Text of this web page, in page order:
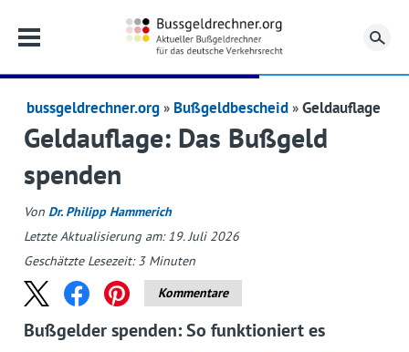
bussgeldrechner.org Bußgeldbescheid Geldauflage
Geldauflage: Das Bußgeld
spenden
Von Dr. Philipp Hammerich
Letzte Aktualisierung am: 19. Juli 2026
Geschätzte Lesezeit:3 Minuten
Kommentare
Bußgelder spenden: So funktioniert es